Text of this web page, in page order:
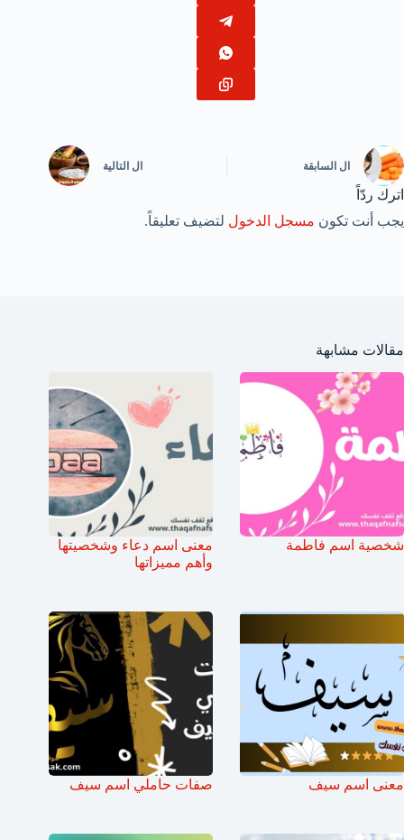
ال السابقة ال التالية
اترك ردّاً
يجب أنت تكون مسجل الدخول لتضيف تعليقاً.
مقالات مشابهة
شخصية اسم فاطمة
معنى اسم دعاء وشخصيتها
وأهم مميزاتها
معنى اسم سيف صفات حاملي اسم سيف